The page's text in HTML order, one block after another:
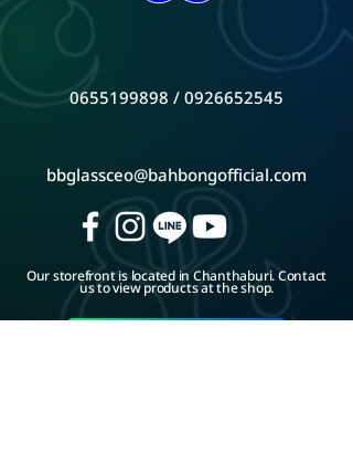
0655199898 /0926652545
bbglassceo@bahbongofficial.com
Our storefront is located in Chanthaburi. Contact
us to view products at the shop.